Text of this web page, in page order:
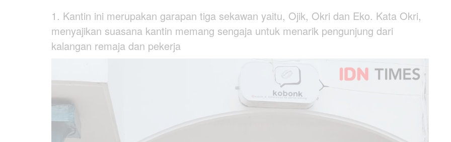
1. Kantin ini merupakan garapan tiga sekawan yaitu, Ojik, Okri dan Eko. Kata Okri,
menyajikan suasana kantin memang sengaja untuk menarik pengunjung dari
kalangan remaja dan pekerja